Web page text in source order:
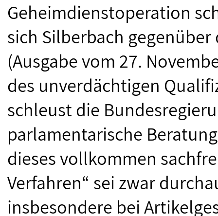
Geheimdienstoperation
sich Silberbach
(Ausgabe vom 27.
des unverdächtigen
schleust die
parlamentarische
dieses vollkommen
Verfahren“ sei zwar
insbesondere bei